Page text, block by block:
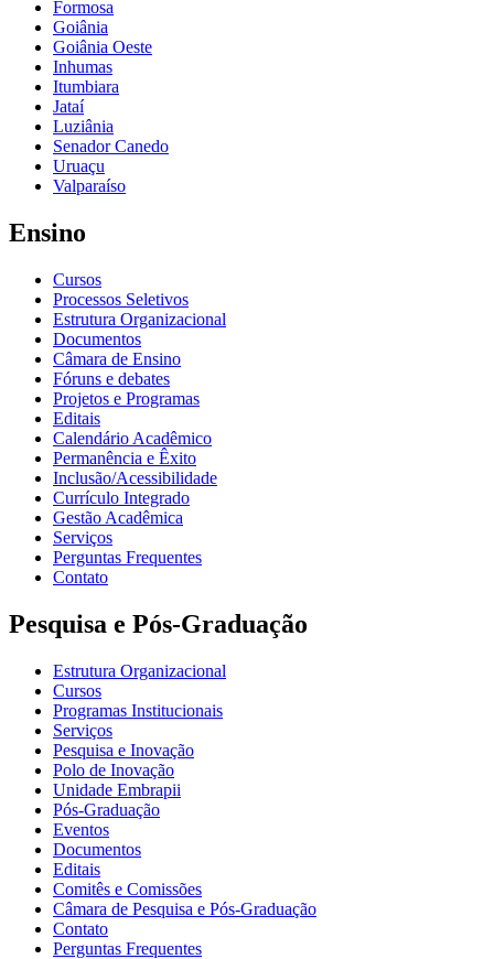
Formosa
Goiânia
Goiânia Oeste
Inhumas
Itumbiara
Jataí
Luziânia
Senador Canedo
Uruaçu
Valparaíso
Ensino
Cursos
Processos Seletivos
Estrutura Organizacional
Documentos
Câmara de Ensino
Fóruns e debates
Projetos e Programas
Editais
Calendário Acadêmico
Permanência e Êxito
Inclusão/Acessibilidade
Currículo Integrado
Gestão Acadêmica
Serviços
Perguntas Frequentes
Contato
Pesquisa e Pós-Graduação
Estrutura Organizacional
Cursos
Programas Institucionais
Serviços
Pesquisa e Inovação
Polo de Inovação
Unidade Embrapii
Pós-Graduação
Eventos
Documentos
Editais
Comitês e Comissões
Câmara de Pesquisa e Pós-Graduação
Contato
Perguntas Frequentes